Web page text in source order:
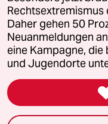
Feedback
Leitlinie Informant
Seitenwende
Rechtsextremismus
Daher gehen 50
Neuanmeldungen
eine Kampagne,
und Jugendorte